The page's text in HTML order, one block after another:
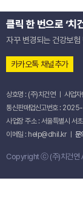
클릭 한 번으로 ‘치
자꾸 변경되는 건강보
카카오톡 채널추가
상호명 : (주)치건연 ㅣ 사
통신판매업신고번호 :
사업장 주소 : 서울특별시 서
이메일 : help@dhil.kr ㅣ 문
Copyright ⓒ (주)치건